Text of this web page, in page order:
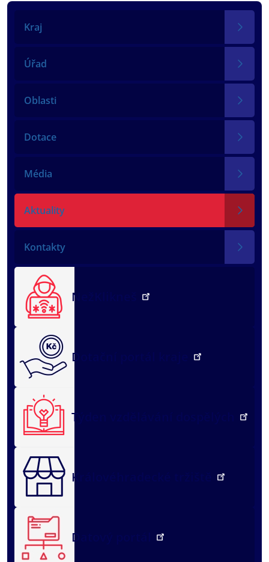
Kraj
Úřad
Oblasti
Dotace
Média
Aktuality
Kontakty
NežKlikneš
Dotační portál kraje
Týden vzdělávání dospělých
Královéhradecké tržiště
Datový portál